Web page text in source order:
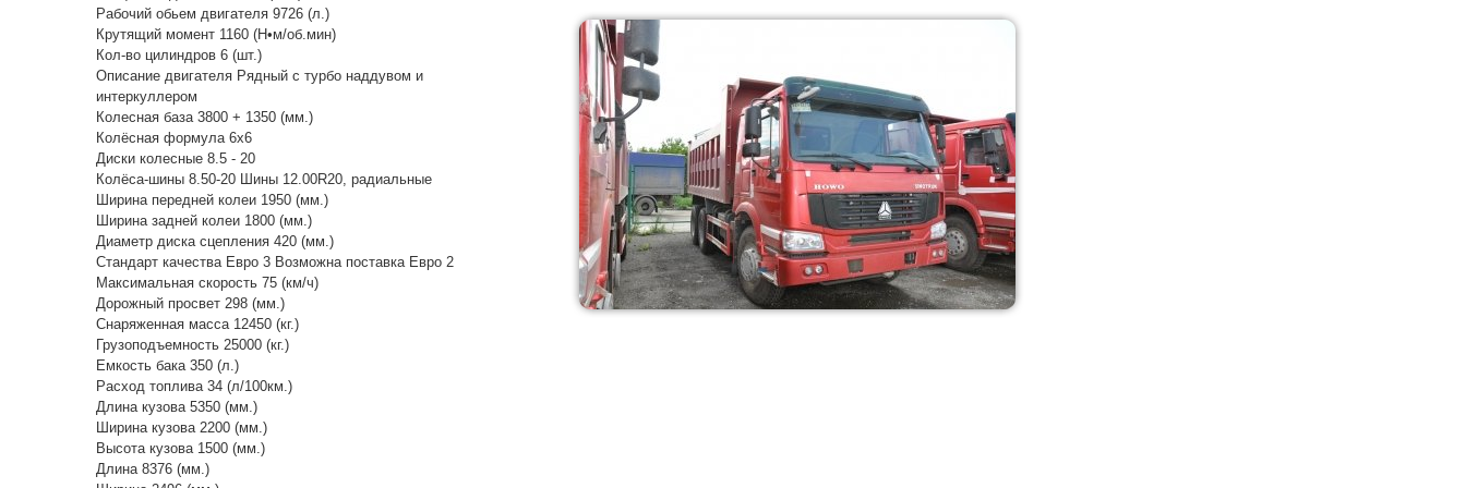
Рабочий обьем двигателя 9726 (л.)
Крутящий момент 1160 (Н•м/об.мин)
Кол-во цилиндров 6 (шт.)
Описание двигателя Рядный с турбо наддувом и
интеркуллером
Колесная база 3800 + 1350 (мм.)
Колёсная формула 6x6
Диски колесные 8.5 - 20
Колёса-шины 8.50-20 Шины 12.00R20, радиальные
Ширина передней колеи 1950 (мм.)
Ширина задней колеи 1800 (мм.)
Диаметр диска сцепления 420 (мм.)
Стандарт качества Евро 3 Возможна поставка Евро 2
Максимальная скорость 75 (км/ч)
Дорожный просвет 298 (мм.)
Снаряженная масса 12450 (кг.)
Грузоподъемность 25000 (кг.)
Емкость бака 350 (л.)
Расход топлива 34 (л/100км.)
Длина кузова 5350 (мм.)
Ширина кузова 2200 (мм.)
Высота кузова 1500 (мм.)
Длина 8376 (мм.)